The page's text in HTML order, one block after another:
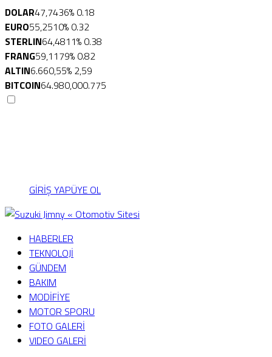
DOLAR47,7436% 0.18
EURO55,2510% 0.32
STERLIN64,4811% 0.38
FRANG59,1179% 0.82
ALTIN6.660,55% 2,59
BITCOIN64.980,000.775
GİRİŞ YAPÜYE OL
HABERLER
TEKNOLOJİ
GÜNDEM
BAKIM
MODİFİYE
MOTOR SPORU
FOTO GALERİ
VIDEO GALERİ